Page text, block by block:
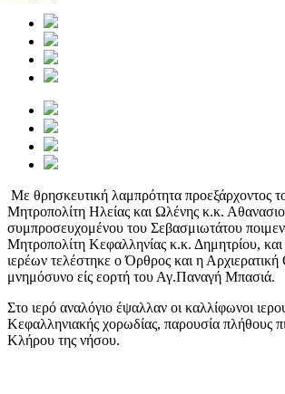
Με θρησκευτική λαμπρότητα προεξάρχοντος
Μητροπολίτη Ηλείας και Ωλένης κ.κ.
συμπροσευχομένου του Σεβασμιωτάτου
Μητροπολίτη Κεφαλληνίας κ.κ. Δημητρίου,
ιερέων τελέστηκε ο Όρθρος και η Αρχιερατική
μνημόσυνο είς εορτή του Αγ.Παναγή Μπασιά.
Στο ιερό αναλόγιο έψαλλαν οι καλλίφωνοι
Κεφαλληνιακής χορωδίας, παρουσία πλήθους
Κλήρου της νήσου.